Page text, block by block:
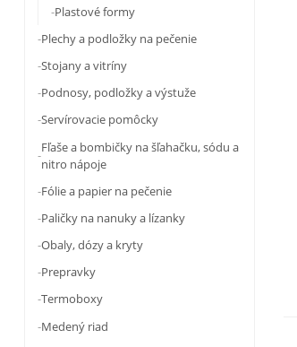
Plastové formy
Plechy a podložky na pečenie
Stojany a vitríny
Podnosy, podložky a výstuže
Servírovacie pomôcky
Fľaše a bombičky na šľahačku, sódu a
nitro nápoje
Fólie a papier na pečenie
Paličky na nanuky a lízanky
Obaly, dózy a kryty
Prepravky
Termoboxy
Medený riad